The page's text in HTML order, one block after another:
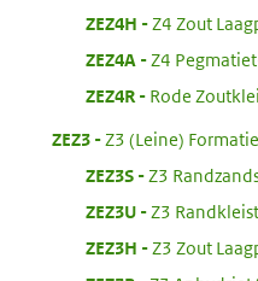
ZEZ4H
Z4 Zout
ZEZ4A
Z4
ZEZ4R:
Rode
ZEZ3:
Z3 (Leine) Formatie
ZEZ3S:
Z3
ZEZ3U:
Z3
ZEZ3H
Z3 Zout